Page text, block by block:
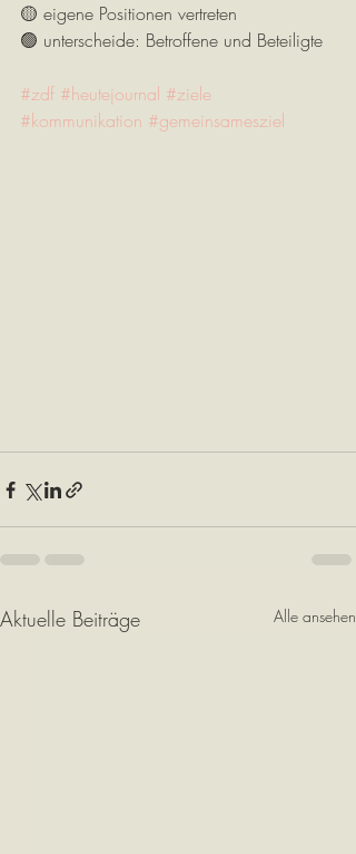
🟡 eigene Positionen vertreten
🟢 unterscheide: Betroffene und Beteiligte
#zdf #heutejournal #ziele
#kommunikation #gemeinsamesziel
Aktuelle Beiträge Alle ansehen